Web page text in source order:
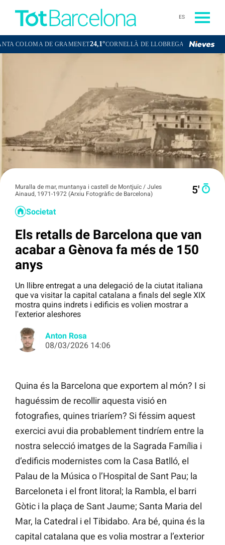
ES
DE GRAMENET24,1°CORNELLÀ DE LLOBREGAT23,3°SANT BOI DE
Muralla de mar, muntanya i castell de Montjuïc / Jules
Ainaud, 1971-1972 (Arxiu Fotogràfic de Barcelona)
5′
Societat
Els retalls de Barcelona que van
acabar a Gènova fa més de 150
anys
Un llibre entregat a una delegació de la ciutat italiana
que va visitar la capital catalana a finals del segle XIX
mostra quins indrets i edificis es volien mostrar a
l'exterior aleshores
Anton Rosa
08/03/2026 14:06
Quina és la Barcelona que exportem al món? I si
haguéssim de recollir aquesta visió en
fotografies, quines triaríem? Si féssim aquest
exercici avui dia probablement tindríem entre la
nostra selecció imatges de la Sagrada Família i
d’edificis modernistes com la Casa Batlló, el
Palau de la Música o l’Hospital de Sant Pau; la
Barceloneta i el front litoral; la Rambla, el barri
Gòtic i la plaça de Sant Jaume; Santa Maria del
Mar, la Catedral i el Tibidabo. Ara bé, quina és la
capital catalana que es volia mostrar a l’exterior